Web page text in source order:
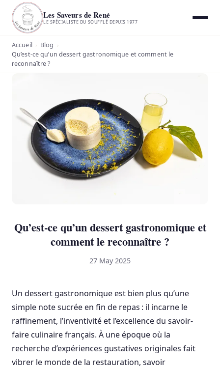
Les Saveurs de René
LE SPÉCIALISTE DU SOUFFLÉ DEPUIS 1977
Accueil › Blog ›
Qu’est-ce qu’un dessert gastronomique et comment le
reconnaître ?
Qu’est-ce qu’un dessert gastronomique et
comment le reconnaître ?
27 May 2025
Un dessert gastronomique est bien plus qu’une
simple note sucrée en fin de repas : il incarne le
raffinement, l’inventivité et l’excellence du savoir-
faire culinaire français. À une époque où la
recherche d’expériences gustatives originales fait
vibrer le monde de la restauration, savoir